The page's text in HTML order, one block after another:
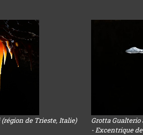
de Trieste, Italie)
Grotta
- Excentrique